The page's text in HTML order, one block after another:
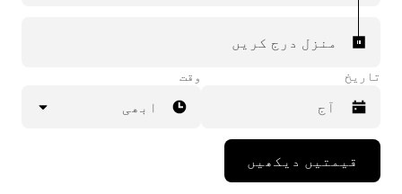
منزل درج کریں
تاریخ
Press
down
وقت
ابھی
قیمتیں دیکھیں